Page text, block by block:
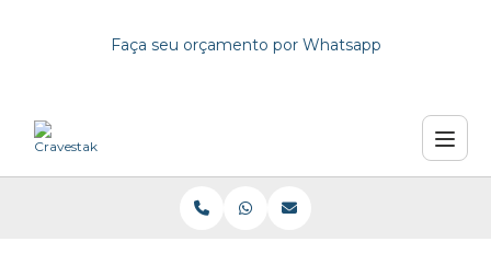
Faça seu orçamento por Whatsapp